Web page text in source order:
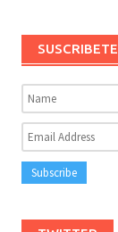
SUSCRIBETE